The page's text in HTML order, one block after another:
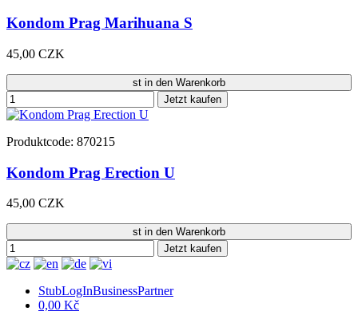
Kondom Prag Marihuana S
45,00 CZK
st in den Warenkorb
Jetzt kaufen
Produktcode: 870215
Kondom Prag Erection U
45,00 CZK
st in den Warenkorb
Jetzt kaufen
StubLogInBusinessPartner
0,00 Kč